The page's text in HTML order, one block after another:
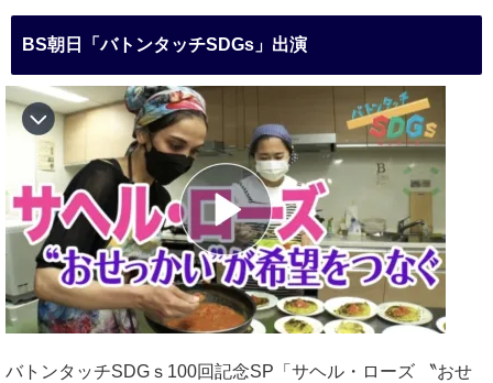
BS朝日「バトンタッチSDGs」出演
バトンタッチSDGｓ100回記念SP「サヘル・ローズ 〝おせ